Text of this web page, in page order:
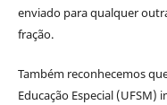
enviado para qualquer
fração.
Também reconhecemos
Educação Especial